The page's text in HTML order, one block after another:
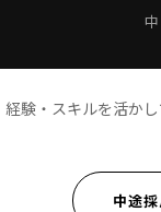
経験・スキルを活か
中途